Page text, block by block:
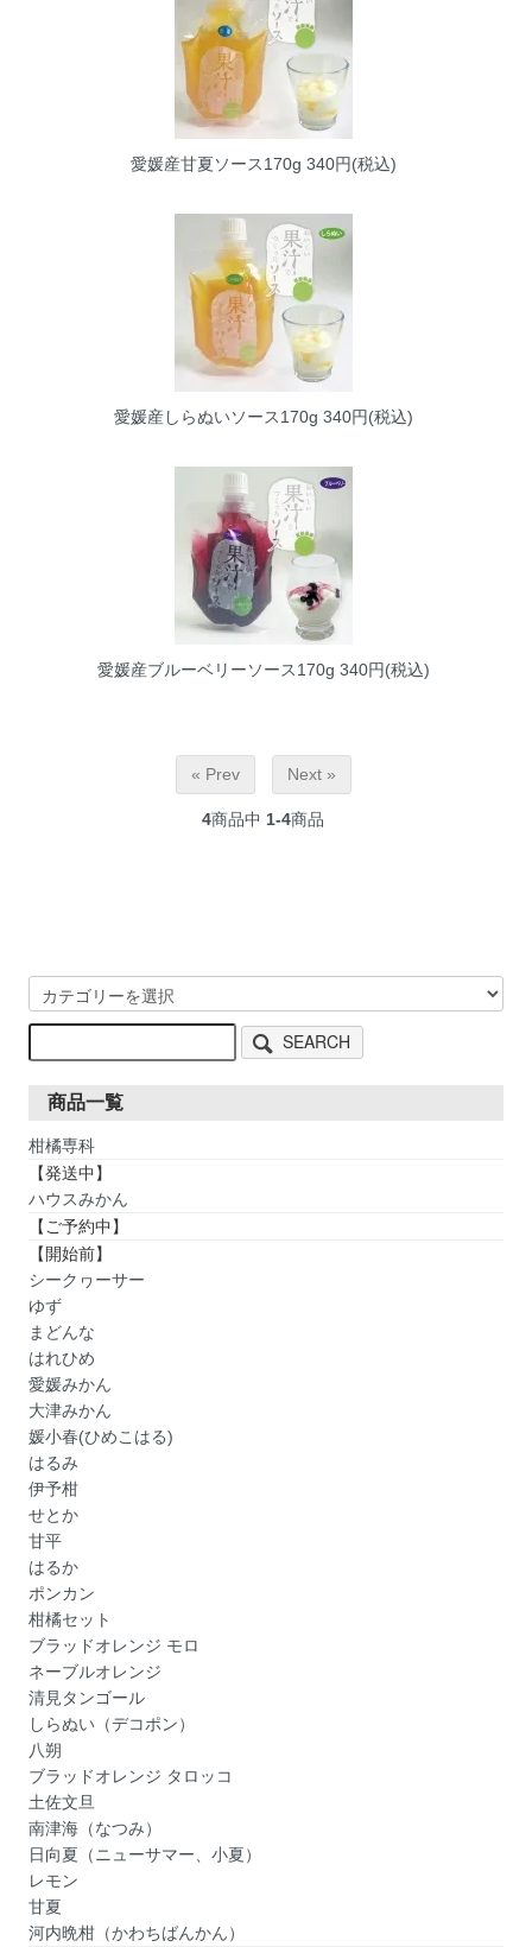
愛媛産甘夏ソース170g 340円(税込)
愛媛産しらぬいソース170g 340円(税込)
愛媛産ブルーベリーソース170g 340円(税込)
« Prev Next »
4商品中 1-4商品
SEARCH
商品一覧
柑橘専科
【発送中】
ハウスみかん
【ご予約中】
【開始前】
シークヮーサー
ゆず
まどんな
はれひめ
愛媛みかん
大津みかん
媛小春(ひめこはる)
はるみ
伊予柑
せとか
甘平
はるか
ポンカン
柑橘セット
ブラッドオレンジ モロ
ネーブルオレンジ
清見タンゴール
しらぬい（デコポン）
八朔
ブラッドオレンジ タロッコ
土佐文旦
南津海（なつみ）
日向夏（ニューサマー、小夏）
レモン
甘夏
河内晩柑（かわちばんかん）